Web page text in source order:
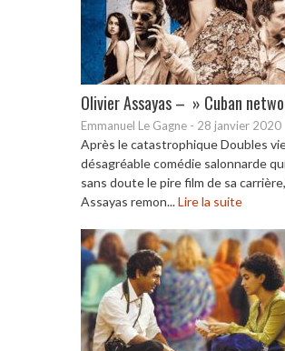
Olivier Assayas – » Cuban
Emmanuel Le Gagne - 28 janvier 2020
Après le catastrophique Doubles
désagréable comédie salonnarde
sans doute le pire film de sa
Assayas remon...Lire la suite